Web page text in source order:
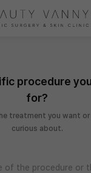
procedure
for?
treatment you want
curious about.